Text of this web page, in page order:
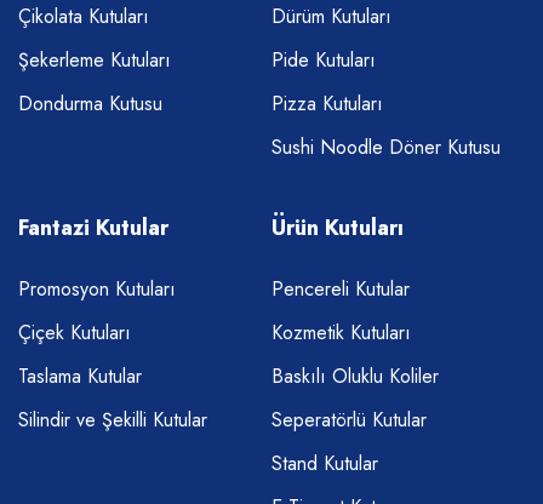
Çikolata Kutuları
Şekerleme Kutuları
Dondurma Kutusu
Dürüm Kutuları
Pide Kutuları
Pizza Kutuları
Sushi Noodle Döner Kutusu
Fantazi Kutular
Promosyon Kutuları
Çiçek Kutuları
Taslama Kutular
Silindir ve Şekilli Kutular
Ürün Kutuları
Pencereli Kutular
Kozmetik Kutuları
Baskılı Oluklu Koliler
Seperatörlü Kutular
Stand Kutular